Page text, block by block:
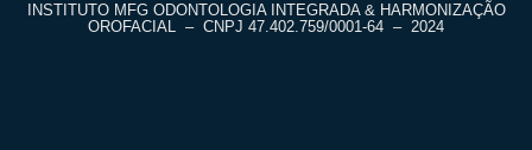
INSTITUTO MFG ODONTOLOGIA INTEGRADA & HARMONIZAÇÃO
OROFACIAL – CNPJ 47.402.759/0001-64 – 2024